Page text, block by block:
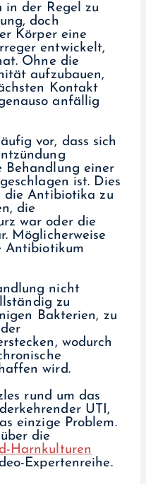
der Regel zu
doch
Körper eine
entwickelt,
Ohne die
aufzubauen,
Kontakt
anfällig
vor, dass sich
Behandlung einer
ist. Dies
die Antibiotika zu
die
war oder die
Möglicherweise
Antibiotikum
nicht
zu
Bakterien, zu
wodurch
wird.
rund um das
UTI,
einzige Problem.
die
Harnkulturen
Expertenreihe.